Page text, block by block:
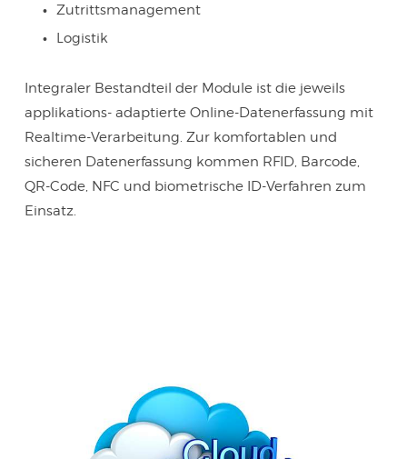
Zutrittsmanagement
Logistik
Integraler Bestandteil der Module ist die jeweils
applikations- adaptierte Online-Datenerfassung mit
Realtime-Verarbeitung. Zur komfortablen und
sicheren Datenerfassung kommen RFID, Barcode,
QR-Code, NFC und biometrische ID-Verfahren zum
Einsatz.